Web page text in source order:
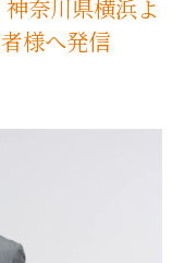
奈川県横浜よ
様へ発信